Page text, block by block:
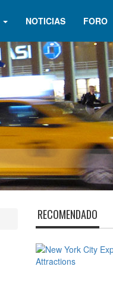
NOTICIAS FORO
RECOMENDADO